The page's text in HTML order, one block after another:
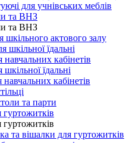
для учнівських меблів
та ВНЗ
та ВНЗ
шкільного актового залу
шкільної їдальні
кабінетів
їдальні
кабінетів
та парти
гуртожитків
гуртожитків
та вішалки для гуртожитків